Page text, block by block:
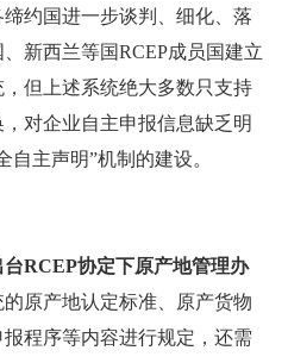
约国进一步谈判、细化、落
新西兰等国RCEP成员国建立
但上述系统绝大多数只支持
对企业自主申报信息缺乏明
主声明”机制的建设。
台RCEP协定下原产地管理办
原产地认定标准、原产货物
程序等内容进行规定，还需